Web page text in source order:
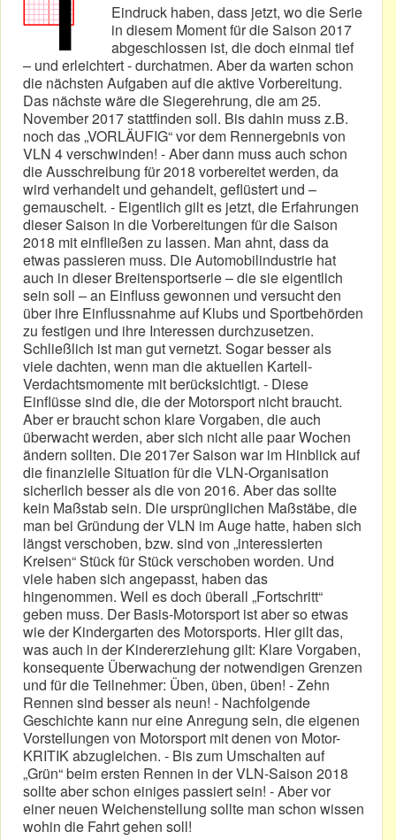
Eindruck haben, dass jetzt, wo die Serie
in diesem Moment für die Saison 2017
abgeschlossen ist, die doch einmal tief
– und erleichtert - durchatmen. Aber da warten schon
die nächsten Aufgaben auf die aktive Vorbereitung.
Das nächste wäre die Siegerehrung, die am 25.
November 2017 stattfinden soll. Bis dahin muss z.B.
noch das „VORLÄUFIG“ vor dem Rennergebnis von
VLN 4 verschwinden! - Aber dann muss auch schon
die Ausschreibung für 2018 vorbereitet werden, da
wird verhandelt und gehandelt, geflüstert und –
gemauschelt. - Eigentlich gilt es jetzt, die Erfahrungen
dieser Saison in die Vorbereitungen für die Saison
2018 mit einfließen zu lassen. Man ahnt, dass da
etwas passieren muss. Die Automobilindustrie hat
auch in dieser Breitensportserie – die sie eigentlich
sein soll – an Einfluss gewonnen und versucht den
über ihre Einflussnahme auf Klubs und Sportbehörden
zu festigen und ihre Interessen durchzusetzen.
Schließlich ist man gut vernetzt. Sogar besser als
viele dachten, wenn man die aktuellen Kartell-
Verdachtsmomente mit berücksichtigt. - Diese
Einflüsse sind die, die der Motorsport nicht braucht.
Aber er braucht schon klare Vorgaben, die auch
überwacht werden, aber sich nicht alle paar Wochen
ändern sollten. Die 2017er Saison war im Hinblick auf
die finanzielle Situation für die VLN-Organisation
sicherlich besser als die von 2016. Aber das sollte
kein Maßstab sein. Die ursprünglichen Maßstäbe, die
man bei Gründung der VLN im Auge hatte, haben sich
längst verschoben, bzw. sind von „interessierten
Kreisen“ Stück für Stück verschoben worden. Und
viele haben sich angepasst, haben das
hingenommen. Weil es doch überall „Fortschritt“
geben muss. Der Basis-Motorsport ist aber so etwas
wie der Kindergarten des Motorsports. Hier gilt das,
was auch in der Kindererziehung gilt: Klare Vorgaben,
konsequente Überwachung der notwendigen Grenzen
und für die Teilnehmer: Üben, üben, üben! - Zehn
Rennen sind besser als neun! - Nachfolgende
Geschichte kann nur eine Anregung sein, die eigenen
Vorstellungen von Motorsport mit denen von Motor-
KRITIK abzugleichen. - Bis zum Umschalten auf
„Grün“ beim ersten Rennen in der VLN-Saison 2018
sollte aber schon einiges passiert sein! - Aber vor
einer neuen Weichenstellung sollte man schon wissen
wohin die Fahrt gehen soll!